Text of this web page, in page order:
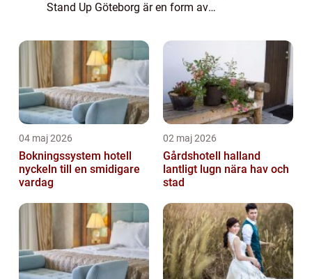
Stand Up Göteborg är en form av
de senaste åren. Den inkluderar en ensam
komiker so...
04 maj 2026
Bokningssystem hotell
nyckeln till en smidigare
vardag
02 maj 2026
Gårdshotell halland
lantligt lugn nära hav och
stad